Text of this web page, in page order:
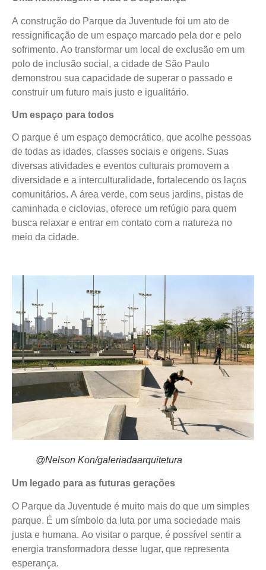
A construção do Parque da Juventude foi um ato de
ressignificação de um espaço marcado pela dor e pelo
sofrimento. Ao transformar um local de exclusão em um
polo de inclusão social, a cidade de São Paulo
demonstrou sua capacidade de superar o passado e
construir um futuro mais justo e igualitário.
Um espaço para todos
O parque é um espaço democrático, que acolhe pessoas
de todas as idades, classes sociais e origens. Suas
diversas atividades e eventos culturais promovem a
diversidade e a interculturalidade, fortalecendo os laços
comunitários. A área verde, com seus jardins, pistas de
caminhada e ciclovias, oferece um refúgio para quem
busca relaxar e entrar em contato com a natureza no
meio da cidade.
@Nelson Kon/galeriadaarquitetura
Um legado para as futuras gerações
O Parque da Juventude é muito mais do que um simples
parque. É um símbolo da luta por uma sociedade mais
justa e humana. Ao visitar o parque, é possível sentir a
energia transformadora desse lugar, que representa
esperança.